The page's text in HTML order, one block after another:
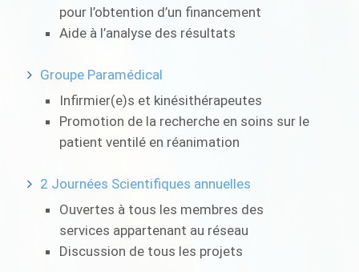
pour l’obtention d’un financement
Aide à l’analyse des résultats
Groupe Paramédical
Infirmier(e)s et kinésithérapeutes
Promotion de la recherche en soins sur le
patient ventilé en réanimation
2 Journées Scientifiques annuelles
Ouvertes à tous les membres des
services appartenant au réseau
Discussion de tous les projets